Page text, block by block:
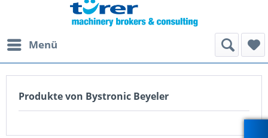
Menü
Produkte von Bystronic Beyeler